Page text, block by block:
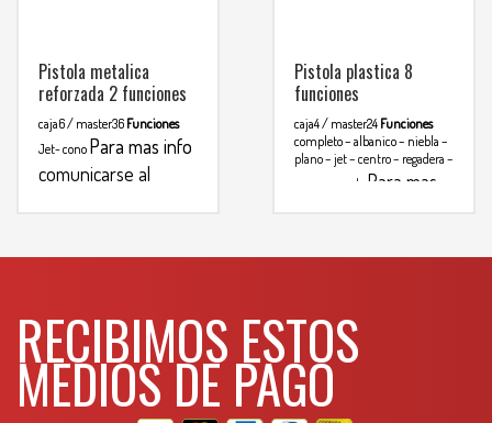
Pistola metalica
reforzada 2 funciones
caja6 / master36 Funciones
Jet- cono Para mas info
comunicarse al
Pistola plastica 8
funciones
caja4 / master24 Funciones
completo – albanico – niebla –
plano – jet – centro – regadera –
cono – angulo Para mas
RECIBIMOS ESTOS
MEDIOS DE PAGO